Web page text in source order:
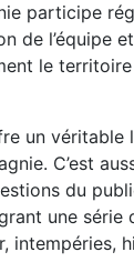
participe
de l’équipe
le territoire
un véritable
C’est
du
une série
intempéries,